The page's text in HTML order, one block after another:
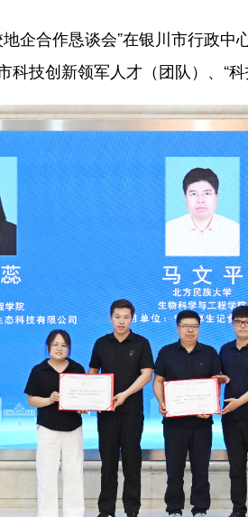
合作恳谈会”在银川市行政中
技创新领军人才（团队）、“科